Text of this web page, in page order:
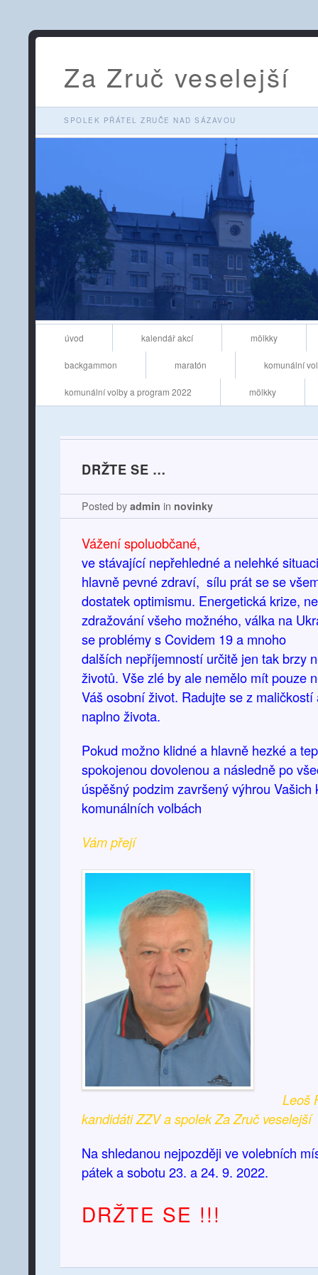
Za Zruč veselejší
SPOLEK PŘÁTEL ZRUČE NAD SÁZAVOU
Skip to content
úvod kalendář akcí mölkky
backgammon maratón komunální
komunální volby a program 2022 mölkky
DRŽTE SE …
Posted byadmin in novinky
Vážení spoluobčané,
ve stávající nepřehledné a nelehké
hlavně pevné zdraví, sílu prát se se
dostatek optimismu. Energetická krize,
zdražování všeho možného, válka na
se problémy s Covidem 19 a mnoho
dalších nepříjemností určitě jen tak brzy
životů. Vše zlé by ale nemělo mít pouze
Váš osobní život. Radujte se z
naplno života.
Pokud možno klidné a hlavně hezké a
spokojenou dovolenou a následně po
úspěšný podzim završený výhrou Vašich
komunálních volbách
Vám přejí
Leoš
kandidáti ZZV a spolek Za Zruč veselejší
Na shledanou nejpozději ve volebních
pátek a sobotu 23. a 24. 9. 2022.
DRŽTE SE !!!